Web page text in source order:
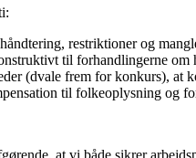
restriktioner og
til forhandlingerne
(dvale frem for konkurs), at
til folkeoplysning og
at vi både sikrer